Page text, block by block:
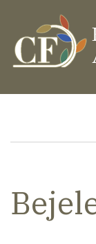
tartalomra